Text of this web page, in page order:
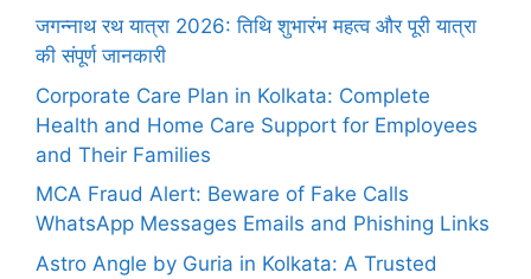
जगन्नाथ रथ यात्रा 2026: तिथि शुभारंभ महत्व और पूरी यात्रा
की संपूर्ण जानकारी
Corporate Care Plan in Kolkata: Complete
Health and Home Care Support for Employees
and Their Families
MCA Fraud Alert: Beware of Fake Calls
WhatsApp Messages Emails and Phishing Links
Astro Angle by Guria in Kolkata: A Trusted